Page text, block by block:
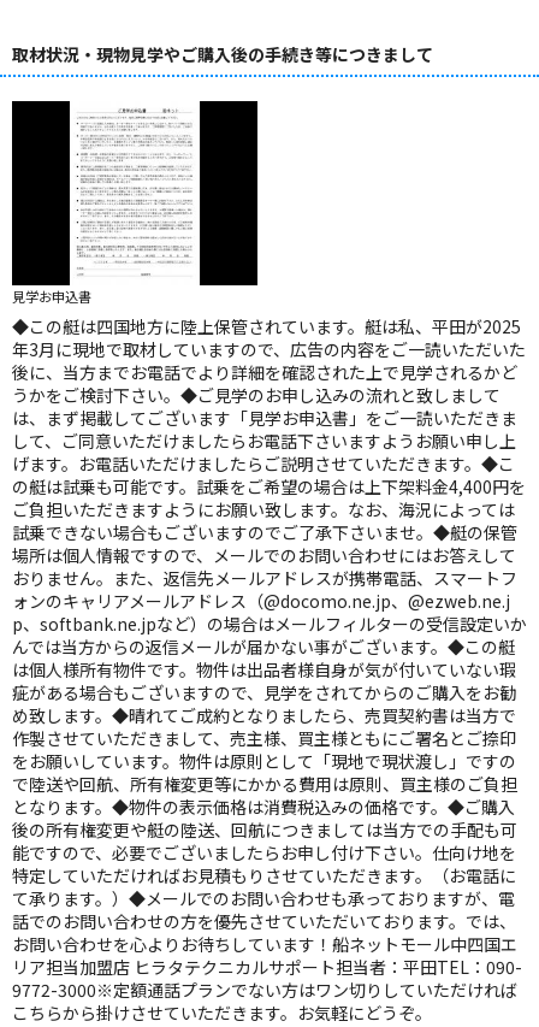
取材状況・現物見学やご購入後の手続き等につきまして
見学お申込書
◆この艇は四国地方に陸上保管されています。艇は私、平田が2025
年3月に現地で取材していますので、広告の内容をご一読いただいた
後に、当方までお電話でより詳細を確認された上で見学されるかど
うかをご検討下さい。◆ご見学のお申し込みの流れと致しまして
は、まず掲載してございます「見学お申込書」をご一読いただきま
して、ご同意いただけましたらお電話下さいますようお願い申し上
げます。お電話いただけましたらご説明させていただきます。◆こ
の艇は試乗も可能です。試乗をご希望の場合は上下架料金4,400円を
ご負担いただきますようにお願い致します。なお、海況によっては
試乗できない場合もございますのでご了承下さいませ。◆艇の保管
場所は個人情報ですので、メールでのお問い合わせにはお答えして
おりません。また、返信先メールアドレスが携帯電話、スマートフ
ォンのキャリアメールアドレス（@docomo.ne.jp、@ezweb.ne.j
p、softbank.ne.jpなど）の場合はメールフィルターの受信設定いか
んでは当方からの返信メールが届かない事がございます。◆この艇
は個人様所有物件です。物件は出品者様自身が気が付いていない瑕
疵がある場合もございますので、見学をされてからのご購入をお勧
め致します。◆晴れてご成約となりましたら、売買契約書は当方で
作製させていただきまして、売主様、買主様ともにご署名とご捺印
をお願いしています。物件は原則として「現地で現状渡し」ですの
で陸送や回航、所有権変更等にかかる費用は原則、買主様のご負担
となります。◆物件の表示価格は消費税込みの価格です。◆ご購入
後の所有権変更や艇の陸送、回航につきましては当方での手配も可
能ですので、必要でございましたらお申し付け下さい。仕向け地を
特定していただければお見積もりさせていただきます。（お電話に
て承ります。）◆メールでのお問い合わせも承っておりますが、電
話でのお問い合わせの方を優先させていただいております。では、
お問い合わせを心よりお待ちしています！船ネットモール中四国エ
リア担当加盟店 ヒラタテクニカルサポート担当者：平田TEL：090-
9772-3000※定額通話プランでない方はワン切りしていただければ
こちらから掛けさせていただきます。お気軽にどうぞ。